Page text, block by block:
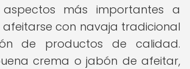
más importantes a
con navaja tradicional
de productos de calidad.
crema o jabón de afeitar,